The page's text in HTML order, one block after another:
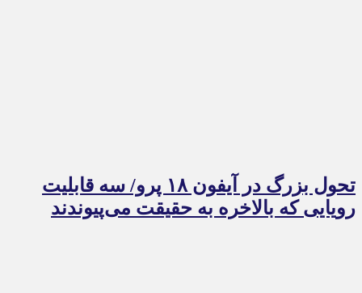
تحول بزرگ در آیفون ۱۸ پرو/ سه قابلیت
رویایی که بالاخره به حقیقت می‌پیوندند